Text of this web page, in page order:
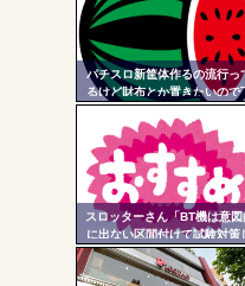
無職のパチンコカス(22)
ヤバいか教えて？...
AngelBeats!とかいう
Powered by livedoor 相互
パチスロ新筐体作るの流行っ
るけど財布とか置きたいので
皿とか今まで通りがいいわ
スロッターさん「BT機は意図
に出ない区間付けて試験対策
てそうな気がする」
コテ
リン
- 固
ンク
自動
更新
ツー
ル